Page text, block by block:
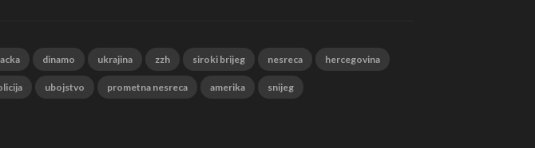
dinamo ukrajina zzh siroki brijeg nesreca hercegovina
ubojstvo prometna nesreca amerika snijeg